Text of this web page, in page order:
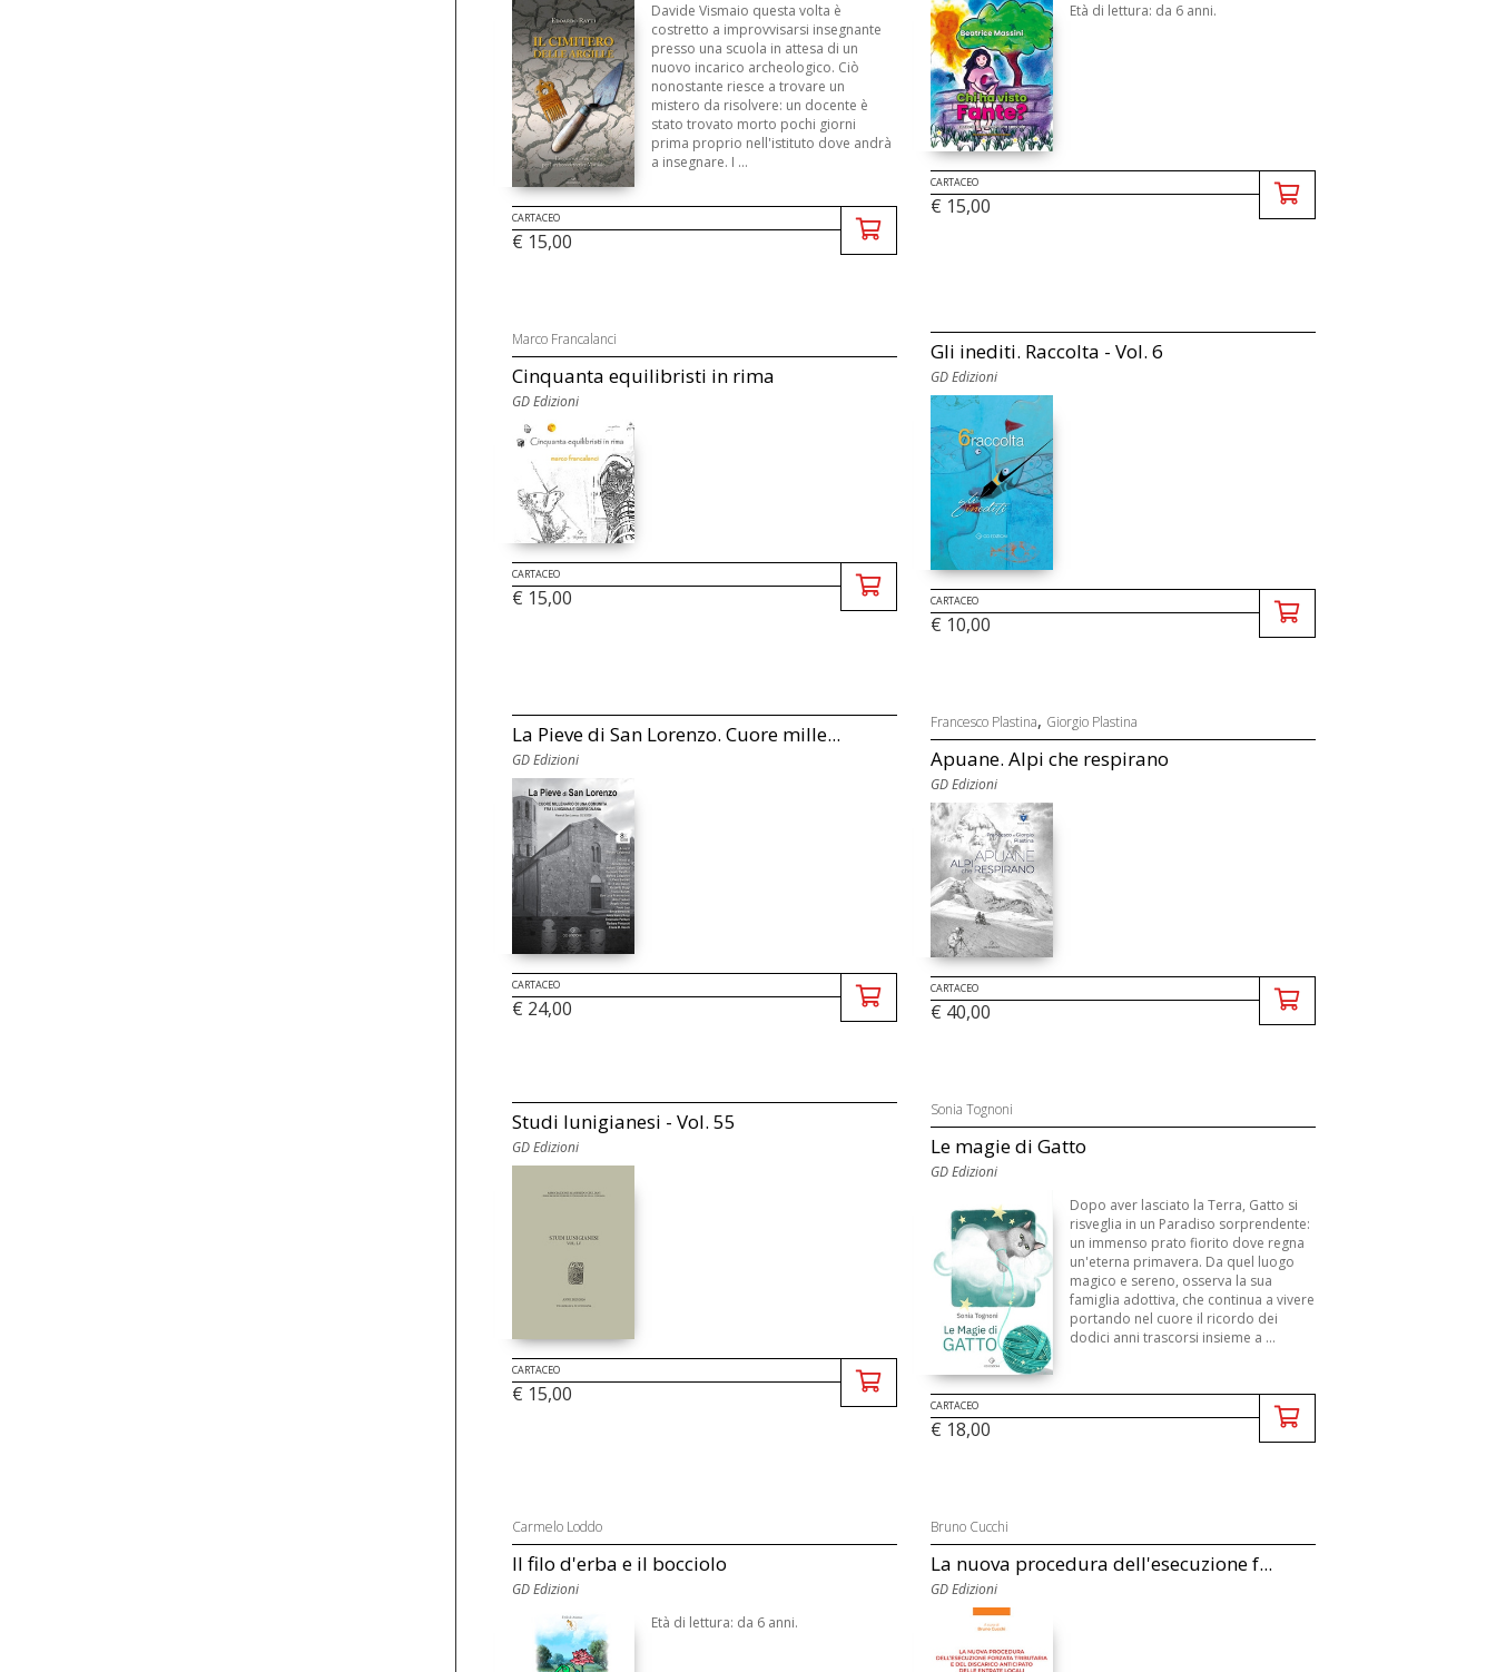
Davide Vismaio questa volta è
costretto a improvvisarsi insegnante
presso una scuola in attesa di un
nuovo incarico archeologico. Ciò
nonostante riesce a trovare un
mistero da risolvere: un docente è
stato trovato morto pochi giorni
prima proprio nell'istituto dove andrà
a insegnare. I ...
CARTACEO
€ 15,00
Età di lettura: da 6 anni.
CARTACEO
€ 15,00
Marco Francalanci
Cinquanta equilibristi in rima
GD Edizioni
CARTACEO
€ 15,00
Gli inediti. Raccolta - Vol. 6
GD Edizioni
CARTACEO
€ 10,00
La Pieve di San Lorenzo. Cuore mille...
GD Edizioni
CARTACEO
€ 24,00
Francesco Plastina, Giorgio Plastina
Apuane. Alpi che respirano
GD Edizioni
CARTACEO
€ 40,00
Studi lunigianesi - Vol. 55
GD Edizioni
CARTACEO
€ 15,00
Sonia Tognoni
Le magie di Gatto
GD Edizioni
Dopo aver lasciato la Terra, Gatto si
risveglia in un Paradiso sorprendente:
un immenso prato fiorito dove regna
un'eterna primavera. Da quel luogo
magico e sereno, osserva la sua
famiglia adottiva, che continua a vivere
portando nel cuore il ricordo dei
dodici anni trascorsi insieme a ...
CARTACEO
€ 18,00
Carmelo Loddo
Il filo d'erba e il bocciolo
GD Edizioni
Età di lettura: da 6 anni.
Bruno Cucchi
La nuova procedura dell'esecuzione f...
GD Edizioni